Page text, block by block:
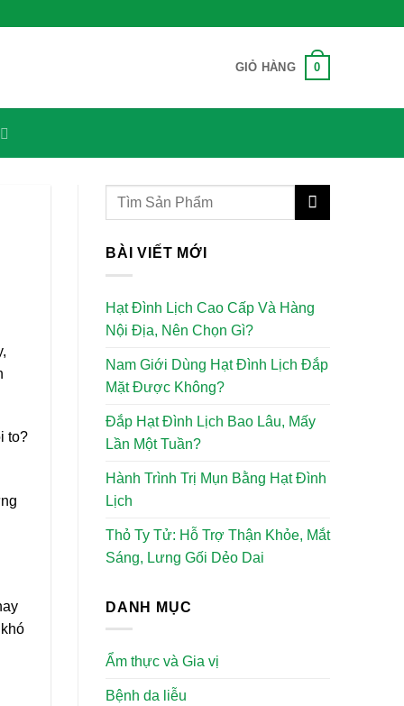
GIỎ HÀNG 0
to?
BÀI VIẾT MỚI
Hạt Đình Lịch Cao Cấp Và Hàng
Nội Địa, Nên Chọn Gì?
Nam Giới Dùng Hạt Đình Lịch Đắp
Mặt Được Không?
Đắp Hạt Đình Lịch Bao Lâu, Mấy
Lần Một Tuần?
Hành Trình Trị Mụn Bằng Hạt Đình
Lịch
Thỏ Ty Tử: Hỗ Trợ Thận Khỏe, Mắt
Sáng, Lưng Gối Dẻo Dai
DANH MỤC
Ẩm thực và Gia vị
Bệnh da liễu